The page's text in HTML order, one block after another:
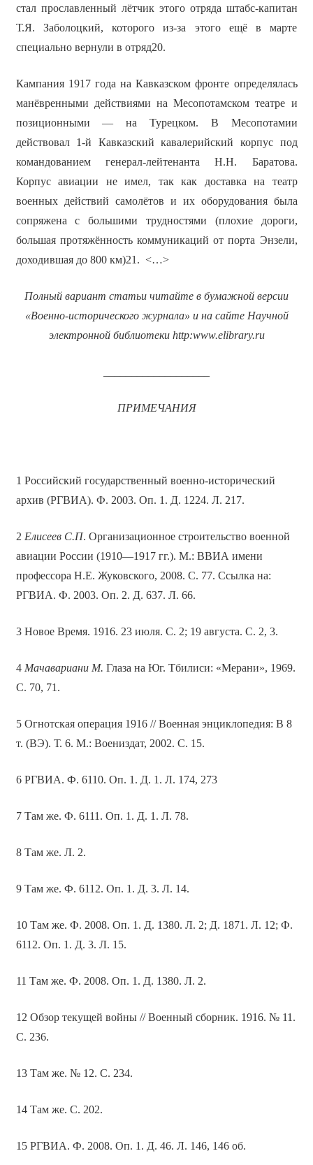
стал прославленный лётчик этого отряда штабс-капитан
Т.Я. Заболоцкий, которого из-за этого ещё в марте
специально вернули в отряд20.
Кампания 1917 года на Кавказском фронте определялась
манёвренными действиями на Месопотамском театре и
позиционными — на Турецком. В Месопотамии
действовал 1-й Кавказский кавалерийский корпус под
командованием генерал-лейтенанта Н.Н. Баратова.
Корпус авиации не имел, так как доставка на театр
военных действий самолётов и их оборудования была
сопряжена с большими трудностями (плохие дороги,
большая протяжённость коммуникаций от порта Энзели,
доходившая до 800 км)21. <…>
Полный вариант статьи читайте в бумажной версии
«Военно-исторического журнала» и на сайте Научной
электронной библиотеки http:www.elibrary.ru
ПРИМЕЧАНИЯ
1 Российский государственный военно-исторический
архив (РГВИА). Ф. 2003. Оп. 1. Д. 1224. Л. 217.
2 Елисеев С.П. Организационное строительство военной
авиации России (1910—1917 гг.). М.: ВВИА имени
профессора Н.Е. Жуковского, 2008. С. 77. Ссылка на:
РГВИА. Ф. 2003. Оп. 2. Д. 637. Л. 66.
3 Новое Время. 1916. 23 июля. С. 2; 19 августа. С. 2, 3.
4 Мачавариани М. Глаза на Юг. Тбилиси: «Мерани», 1969.
С. 70, 71.
5 Огнотская операция 1916 // Военная энциклопедия: В 8
т. (ВЭ). Т. 6. М.: Воениздат, 2002. С. 15.
6 РГВИА. Ф. 6110. Оп. 1. Д. 1. Л. 174, 273
7 Там же. Ф. 6111. Оп. 1. Д. 1. Л. 78.
8 Там же. Л. 2.
9 Там же. Ф. 6112. Оп. 1. Д. 3. Л. 14.
10 Там же. Ф. 2008. Оп. 1. Д. 1380. Л. 2; Д. 1871. Л. 12; Ф.
6112. Оп. 1. Д. 3. Л. 15.
11 Там же. Ф. 2008. Оп. 1. Д. 1380. Л. 2.
12 Обзор текущей войны // Военный сборник. 1916. № 11.
С. 236.
13 Там же. № 12. С. 234.
14 Там же. С. 202.
15 РГВИА. Ф. 2008. Оп. 1. Д. 46. Л. 146, 146 об.